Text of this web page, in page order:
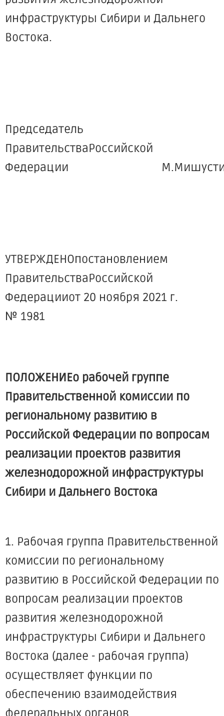
инфраструктуры Сибири и Дальнего
Востока.
Председатель
ПравительстваРоссийской
Федерации
УТВЕРЖДЕНОпостановлением
ПравительстваРоссийской
Федерацииот 20 ноября 2021 г.
№ 1981
ПОЛОЖЕНИЕо рабочей группе
Правительственной комиссии по
региональному развитию в
Российской Федерации по вопросам
реализации проектов развития
железнодорожной инфраструктуры
Сибири и Дальнего Востока
1. Рабочая группа Правительственной
комиссии по региональному
развитию в Российской Федерации по
вопросам реализации проектов
развития железнодорожной
инфраструктуры Сибири и Дальнего
Востока (далее - рабочая группа)
осуществляет функции по
обеспечению взаимодействия